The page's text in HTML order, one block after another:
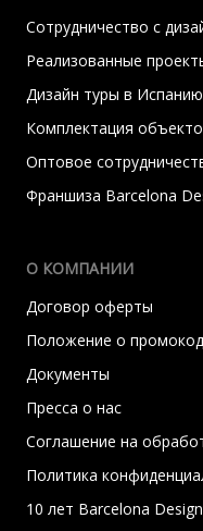
Сотрудничество с
Реализованные
Дизайн туры в Испанию
Комплектация
Оптовое
Франшиза Barcelona
О КОМПАНИИ
Договор оферты
Положение о
Документы
Пресса о нас
Соглашение на
Политика
10 лет Barcelona Design